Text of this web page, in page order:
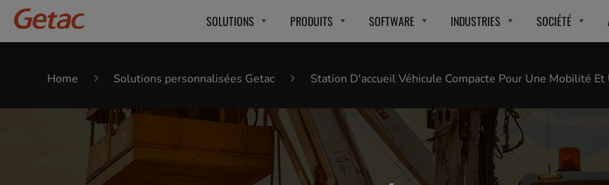
SOLUTIONS PRODUITS SOFTWARE INDUSTRIES SOCIÉTÉ
Home Solutions personnalisées Getac Station D'accueil Véhicule Compacte Pour Une Mobilité